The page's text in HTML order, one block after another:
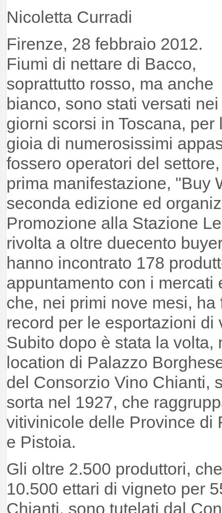
Nicoletta Curradi
Firenze, 28 febbraio 2012.
Fiumi di nettare di Bacco,
soprattutto rosso, ma anche
bianco, sono stati versati nei
giorni scorsi in Toscana, per
gioia di numerosissimi
fossero operatori del
prima manifestazione, "Buy
seconda edizione ed
Promozione alla Stazione
rivolta a oltre duecento
hanno incontrato 178
appuntamento con i mercati
che, nei primi nove mesi,
record per le esportazioni
Subito dopo è stata la volta,
location di Palazzo
del Consorzio Vino Chianti,
sorta nel 1927, che
vitivinicole delle Province di
e Pistoia.
Gli oltre 2.500 produttori,
10.500 ettari di vigneto per
Chianti, sono tutelati dal